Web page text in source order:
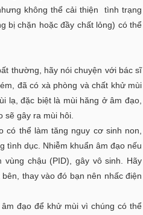
không thể cải thiện tình trạng
bị chặn hoặc đầy chất lỏng) có thể
thường, hãy nói chuyện với bác sĩ
đã có xà phòng và chất khử mùi
lạ, đặc biệt là mùi hăng ở âm đạo,
sẽ gây ra mùi hôi.
có thể làm tăng nguy cơ sinh non,
tình dục. Nhiễm khuẩn âm đạo nếu
chậu (PID), gây vô sinh. Hãy
thay vào đó bạn nên nhấc điện
đạo để khử mùi vì chúng có thể